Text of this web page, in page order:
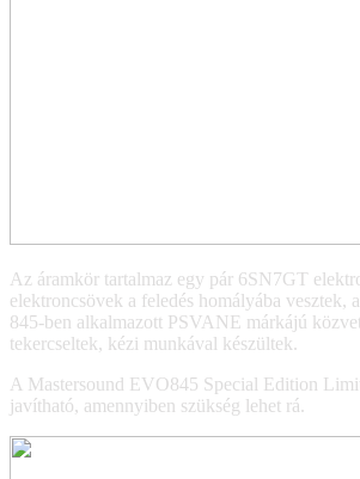
Az áramkör tartalmaz egy pár 6SN7GT
elektroncsövek a feledés homályába
845-ben alkalmazott PSVANE márkájú
tekercseltek, kézi munkával készültek.
A Mastersound EVO845 Special Edition
javítható, amennyiben szükség lehet rá.